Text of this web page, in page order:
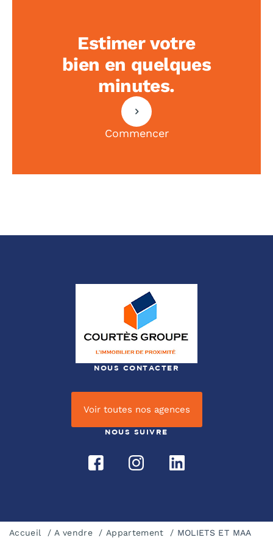
Estimer votre
bien en quelques
minutes.
Commencer
NOUS CONTACTER
Voir toutes nos agences
NOUS SUIVRE
Accueil A vendre Appartement MOLIETS ET MAA